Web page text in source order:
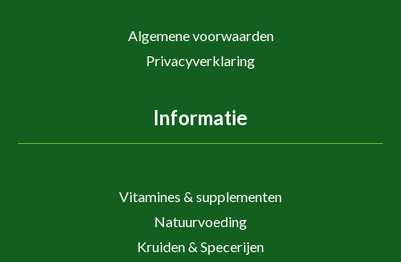
Algemene voorwaarden
Privacyverklaring
Informatie
Vitamines & supplementen
Natuurvoeding
Kruiden & Specerijen